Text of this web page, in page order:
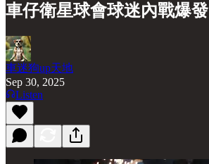
車仔衛星球會球迷內戰爆發
車迷狗up天地
Sep 30, 2025
Listen